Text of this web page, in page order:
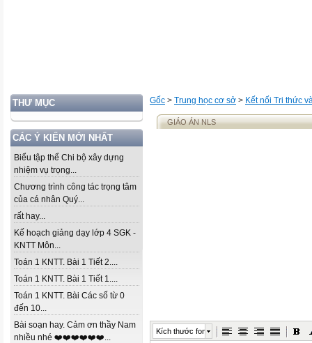
THƯ MỤC
CÁC Ý KIẾN MỚI NHẤT
Biểu tập thể Chi bộ xây dựng
nhiệm vụ trọng...
Chương trình công tác trọng tâm
của cá nhân Quý...
rất hay...
Kế hoạch giảng dạy lớp 4 SGK -
KNTT Môn...
Toán 1 KNTT. Bài 1 Tiết 2....
Toán 1 KNTT. Bài 1 Tiết 1....
Toán 1 KNTT. Bài Các số từ 0
đến 10...
Bài soạn hay. Cảm ơn thầy Nam
nhiều nhé ❤️❤️❤️❤️❤️❤️...
Gốc > Trung học cơ sở > Kết nối Tri thức
GIÁO ÁN NLS
Kích thước font